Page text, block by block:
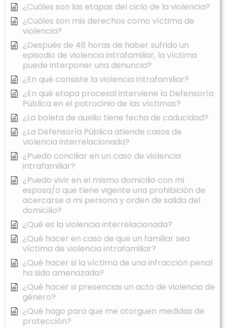
¿Cuáles son las etapas del ciclo de la violencia?
¿Cuáles son mis derechos como víctima de
violencia?
¿Después de 48 horas de haber sufrido un
episodio de violencia intrafamiliar, la víctima
puede interponer una denuncia?
¿En qué consiste la violencia intrafamiliar?
¿En qué etapa procesal interviene la Defensoría
Pública en el patrocinio de las víctimas?
¿La boleta de auxilio tiene fecha de caducidad?
¿La Defensoría Pública atiende casos de
violencia interrelacionada?
¿Puedo conciliar en un caso de violencia
intrafamiliar?
¿Puedo vivir en el mismo domicilio con mi
esposa/o que tiene vigente una prohibición de
acercarse a mi persona y orden de salida del
domicilio?
¿Qué es la violencia interrelacionada?
¿Qué hacer en caso de que un familiar sea
víctima de violencia intrafamiliar?
¿Qué hacer si la víctima de una infracción penal
ha sido amenazada?
¿Qué hacer si presencias un acto de violencia de
género?
¿Qué hago para que me otorguen medidas de
protección?